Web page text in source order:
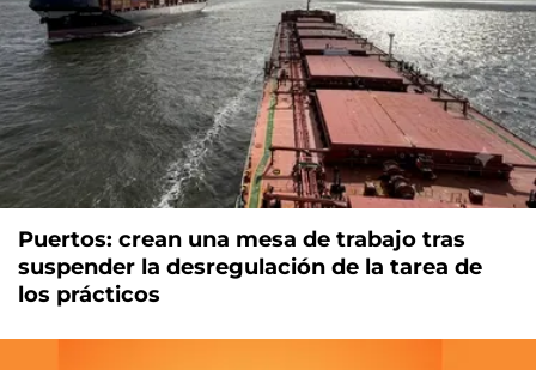
Puertos: crean una mesa de trabajo tras
suspender la desregulación de la tarea de
los prácticos